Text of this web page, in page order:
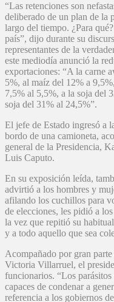
“Las retenciones son
deliberado de un plan de la
largo del tiempo. ¿Para
país”, dijo durante su
representantes de la
este mediodía anunció la
exportaciones: “A la carne
5%, al maíz del 12% a
7,5% al 5,5%, a la soja del
soja del 31% al 24,5%”.
El jefe de Estado ingresó a
bordo de una camioneta,
general de la Presidencia,
Luis Caputo.
En su exposición leída,
advirtió a los hombres y
afilando los cuchillos para
de elecciones, les pidió a
la vez que repitió su
y a todo aquello que sea
Acompañado por gran
Victoria Villarruel, el
funcionarios. “Los parásitos
capaces de condenar a
referencia a los gobiernos